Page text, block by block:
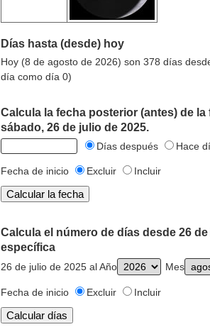
Días hasta (desde) hoy
Hoy (8 de agosto de 2026) son 378 días
día como día 0)
Calcula la fecha posterior (antes) de
sábado, 26 de julio de 2025.
Días después Hace
Fecha de inicio Excluir Incluir
Calcula el número de días desde 26
específica
26 de julio de 2025 al Año Mes
Fecha de inicio Excluir Incluir